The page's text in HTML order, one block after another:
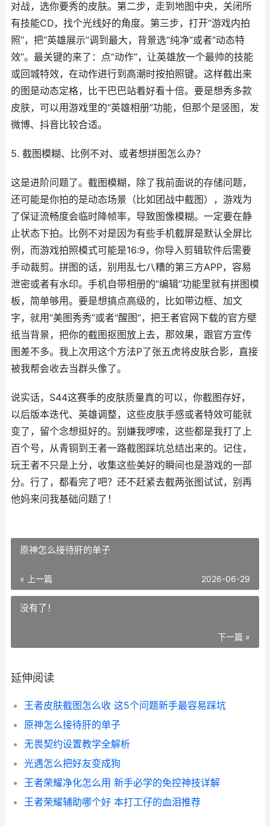
对战，选你要秀的皮肤。第二步，走到地图中央，关闭所
有技能CD，找个光线好的角度。第三步，打开“游戏内拍
照”，把“英雄展示”调到最大，背景选“纯净”或者“动态特
效”。最关键的来了：点“动作”，让英雄放一个最帅的技能
或回城特效，在动作进行到高潮时按拍照键。这样截出来
的图是动态定格，比干巴巴站着好看十倍。要是想秀多款
皮肤，可以用游戏里的“英雄相册”功能，但那个是竖图，发
微博、抖音比较合适。
5. 截图模糊、比例不对、或者想拼图怎么办？
这是进阶问题了。截图模糊，除了我前面说的存储问题，
还可能是你拍的是动态场景（比如团战中截图），游戏为
了保证流畅度会临时降帧率，导致图像模糊。一定要在静
止状态下拍。比例不对是因为有些手机截屏是默认全屏比
例，而游戏拍照模式可能是16:9，你导入剪辑软件后需要
手动裁剪。拼图的话，别用乱七八糟的第三方APP，容易
泄密或者有水印。手机自带相册的“编辑”功能里就有拼图模
板，简单够用。要是想搞点高级的，比如带边框、加文
字，就用“美图秀秀”或者“醒图”，把王者官网下载的官方壁
纸当背景，把你的截图抠图放上去，那效果，跟官方宣传
图差不多。我上次用这个方法P了张五虎将皮肤合影，直接
被我帮会收去当群头像了。
说实话，S44这赛季的皮肤质量真的可以，你截图存好，
以后版本迭代、英雄调整，这些皮肤手感或者特效可能就
变了，留个念想挺好的。别嫌我啰嗦，这些都是我打了上
百个号，从青铜到王者一路截图踩坑总结出来的。记住，
玩王者不只是上分，收集这些美好的瞬间也是游戏的一部
分。行了，都看完了吧？还不赶紧去截两张图试试，别再
他妈来问我基础问题了！
原神怎么接待肝的单子
« 上一篇 2026-06-29
没有了！
下一篇 »
延伸阅读
王者皮肤截图怎么收 这5个问题新手最容易踩坑
原神怎么接待肝的单子
无畏契约设置教学全解析
光遇怎么把好友变成狗
王者荣耀净化怎么用 新手必学的免控神技详解
王者荣耀辅助哪个好 本打工仔的血泪推荐